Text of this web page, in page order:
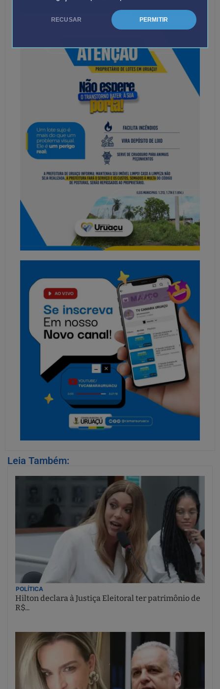
RECUSAR PERMITIR
Leia Também:
POLÍTICA
Hilton declara à Justiça Eleitoral ter patrimônio de
R$...